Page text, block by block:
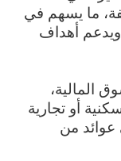
ما يسهم في
ويدعم أهداف
المالية،
أو تجارية
عوائد من